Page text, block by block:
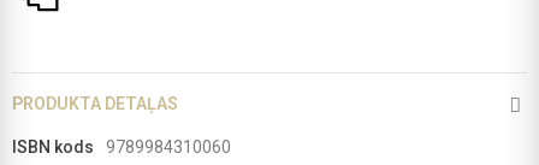
PRODUKTA DETAĻAS
ISBN kods 9789984310060